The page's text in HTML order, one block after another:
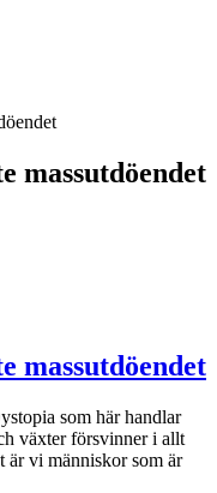
massutdöendet
massutdöendet
som här handlar
växter försvinner i allt
är vi människor som är